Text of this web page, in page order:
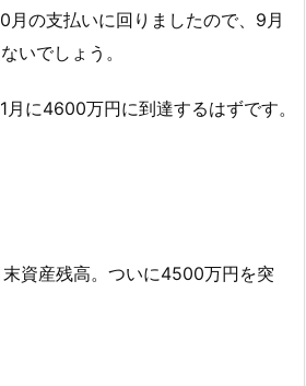
の支払いに回りましたので、9月
いでしょう。
に4600万円に到達するはずです。
資産残高。ついに4500万円を突